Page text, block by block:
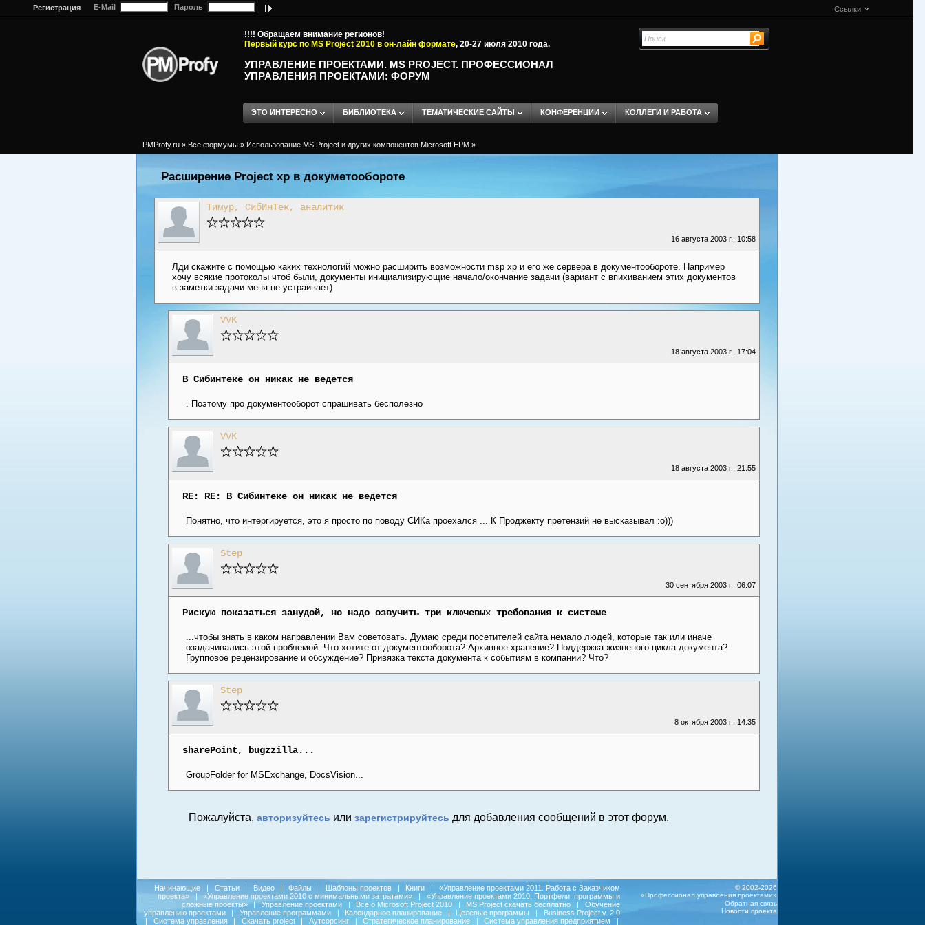
Регистрация E-Mail Пароль Ссылки
!!!! Обращаем внимание регионов!
Первый курс по MS Project 2010 в он-лайн формате, 20-27 июля 2010 года.
УПРАВЛЕНИЕ ПРОЕКТАМИ. MS PROJECT. ПРОФЕССИОНАЛ
УПРАВЛЕНИЯ ПРОЕКТАМИ: ФОРУМ
ЭТО ИНТЕРЕСНО БИБЛИОТЕКА ТЕМАТИЧЕСКИЕ САЙТЫ КОНФЕРЕНЦИИ КОЛЛЕГИ И РАБОТА
PMProfy.ru » Все формумы » Использование MS Project и других компонентов Microsoft EPM »
Расширение Project xp в докуметообороте
Тимур, СибИнТек, аналитик
16 августа 2003 г., 10:58
Лди скажите с помощью каких технологий можно расширить возможности msp xp и его же сервера в документообороте. Например
хочу всякие протоколы чтоб были, документы инициализирующие начало/окончание задачи (вариант с впихиванием этих документов
в заметки задачи меня не устраивает)
VVK
18 августа 2003 г., 17:04
В Сибинтеке он никак не ведется
. Поэтому про документооборот спрашивать бесполезно
VVK
18 августа 2003 г., 21:55
RE: RE: В Сибинтеке он никак не ведется
Понятно, что интергируется, это я просто по поводу СИКа проехался ... К Проджекту претензий не высказывал :о)))
Step
30 сентября 2003 г., 06:07
Рискую показаться занудой, но надо озвучить три ключевых требования к системе
...чтобы знать в каком направлении Вам советовать. Думаю среди посетителей сайта немало людей, которые так или иначе
озадачивались этой проблемой. Что хотите от документооборота? Архивное хранение? Поддержка жизненого цикла документа?
Групповое рецензирование и обсуждение? Привязка текста документа к событиям в компании? Что?
Step
8 октября 2003 г., 14:35
sharePoint, bugzzilla...
GroupFolder for MSExchange, DocsVision...
Пожалуйста, авторизуйтесь или зарегистрируйтесь для добавления сообщений в этот форум.
Начинающие | Статьи | Видео | Файлы | Шаблоны проектов | Книги |
«Управление проектами 2011. Работа с Заказчиком
проекта»
| «Управление проектами 2010 с минимальными затратами» |
«Управление проектами 2010. Портфели, программы и
сложные проекты»
| Управление проектами | Все о Microsoft Project 2010 | MS Project скачать бесплатно |
Обучение
управлению проектами
| Управление программами | Календарное планирование | Целевые программы |
Business Project v. 2.0
|
Система управления | Скачать project | Аутсорсинг | Стратегическое планирование | Система управления предприятием
|
© 2002-2026
«Профессионал управления проектами»
Обратная связь
Новости проекта